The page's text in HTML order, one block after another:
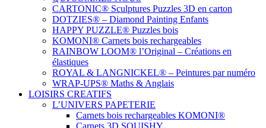
CARTONIC® Sculptures Puzzles 3D en carton
DOTZIES® – Diamond Painting Enfants
HAPPY PUZZLE® Puzzles bois
KOMONI® Carnets bois rechargeables
RAINBOW LOOM® l’Original – Créations en
élastiques
ROYAL & LANGNICKEL® – Peintures par numéro
WRAP-UPS® Maths & Anglais
LOISIRS CREATIFS
L’UNIVERS PAPETERIE
Carnets bois rechargeables KOMONI®